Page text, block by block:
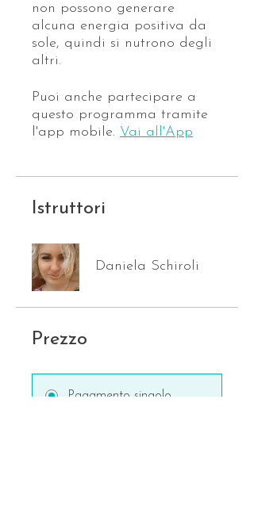
non possono generare
alcuna energia positiva da
sole, quindi si nutrono degli
altri.
Puoi anche partecipare a
questo programma tramite
l'app mobile. Vai all'App
Istruttori
Daniela Schiroli
Prezzo
Pagamento singolo